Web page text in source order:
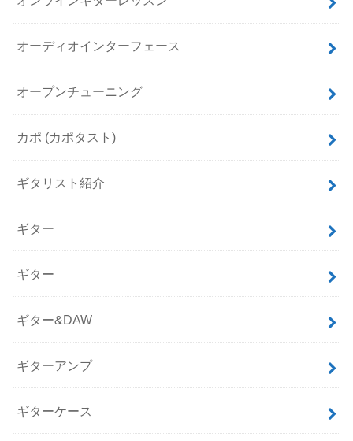
オーディオインターフェース
オープンチューニング
カポ (カポタスト)
ギタリスト紹介
ギター
ギター
ギター&DAW
ギターアンプ
ギターケース